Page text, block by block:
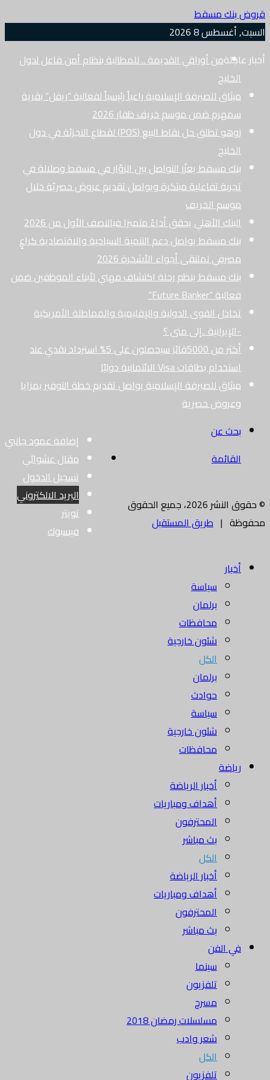
قروض بنك مسقط
السبت, أغسطس 8 2026
أخبار عاجلةمن أوراقي القديمة .. للمطالبة بنظام أمن فاعل لدول
الخليج
ميثاق للصيرفة الإسلامية راعياً رئيسياً لفعالية “ريفل” بقرية
سمهرم ضمن موسم خريف ظفار 2026
زوهو تطلق حل نقاط البيع (POS) لقطاع التجزئة في دول
الخليج
بنك مسقط يعزّز التواصل بين الزوّار في مسقط وصلالة في
تجربة تفاعلية مبتكرة ويواصل تقديم عروض حصريّة خلال
موسم الخريف
البنك الأهلي يحقق أداءً متميزا فيالنصف الأول من 2026
بنك مسقط يواصل دعم التنمية السياحية والاقتصادية كراعٍ
مصرفي لملتقى أجواء الأشخرة 2026
بنك مسقط ينظم رحلة اكتشاف مهني لأبناء الموظفين ضمن
فعالية “Future Banker”
تخاذل القوى الدولية والإقليمية والمماطلة الأمريكية
-الإيرانية ..إلى متى ؟
أكثر من 5000فائز سيحصلون على 5% استرداد نقدي عند
استخدام بطاقات Visa الائتمانية دوليًا
ميثاق للصيرفة الإسلامية يواصل تقديم خطة التوفير بمزايا
وعروض حصرية
إضافة عمود جانبي
مقال عشوائي
تسجيل الدخول
البريد الالكتروني
تويتر
فيسبوك
أخبار
سياسة
برلمان
محافظات
شئون خارجية
الكل
برلمان
حوادث
سياسة
شئون خارجية
محافظات
رياضة
أخبار الرياضة
أهداف ومباريات
المحترفون
بث مباشر
الكل
أخبار الرياضة
أهداف ومباريات
المحترفون
بث مباشر
في الفن
سينما
تلفزيون
مسرح
مسلسلات رمضان 2018
شعر وادب
الكل
تلفزيون
بحث عن
القائمة
© حقوق النشر 2026، جميع الحقوق
محفوظة | طريق المستقبل